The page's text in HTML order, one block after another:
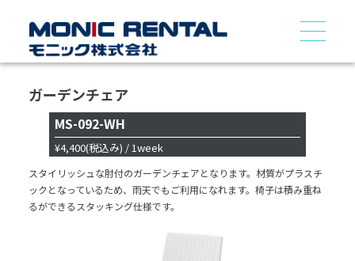
ガーデンチェア
MS-092-WH
¥4,400(税込み) / 1week
スタイリッシュな肘付のガーデンチェアとなります。材質がプラスチ
ックとなっているため、雨天でもご利用になれます。椅子は積み重ね
るができるスタッキング仕様です。